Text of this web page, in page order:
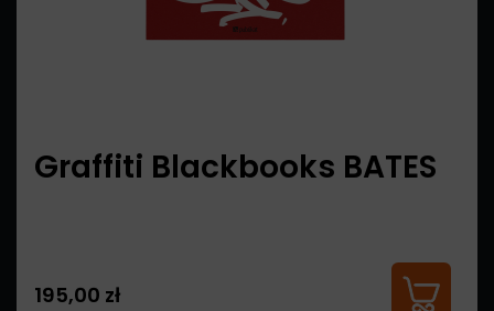
Graffiti Blackbooks BATES
195,00 zł